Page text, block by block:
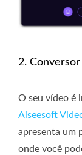
2.
O seu vídeo é
Aiseesoft
apresenta um
onde você